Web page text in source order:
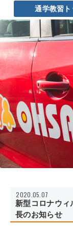
通学教習ト
2020.05.07
新型コロナウィ
長のお知らせ